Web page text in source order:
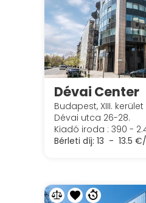
Dévai Center
Budapest, XIII. kerület
Dévai utca 26-28.
Kiadó iroda : 390 -
Bérleti díj: 13 - 13.5